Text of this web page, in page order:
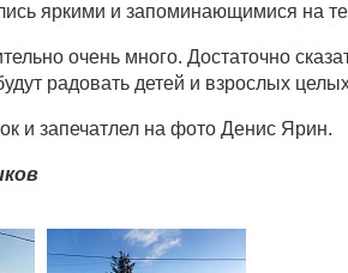
яркими и запоминающимися на
очень много. Достаточно
радовать детей и взрослых
и запечатлел на фото Денис Ярин.